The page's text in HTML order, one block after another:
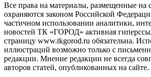
Все права на материалы, размещенные на
охраняются законом Российской
частичном использовании аналитики,
новостей ТК «ГОРОД» активная
страницу www.tkgorod.ru обязательна.
иллюстраций возможно только с
редакции. Мнение редакции не всегда
авторов статей, опубликованных на сайте.